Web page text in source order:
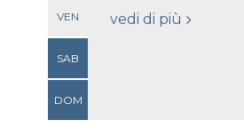
VEN
SAB
DOM
vedi di più